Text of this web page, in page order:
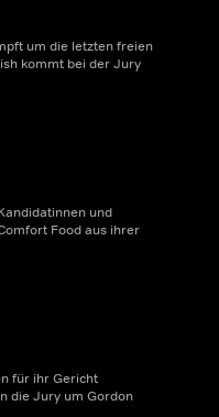
um die letzten freien
kommt bei der Jury
und
Food aus ihrer
für ihr Gericht
die Jury um Gordon